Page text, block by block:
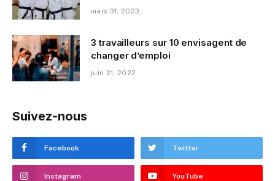
mars 31, 2023
3 travailleurs sur 10 envisagent de
changer d’emploi
juin 21, 2022
Suivez-nous
Facebook Twitter
Instagram YouTube